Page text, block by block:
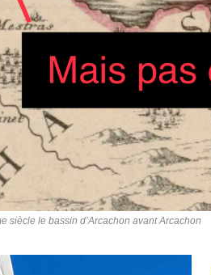
siècle le bassin d’Arcachon avant Arcachon